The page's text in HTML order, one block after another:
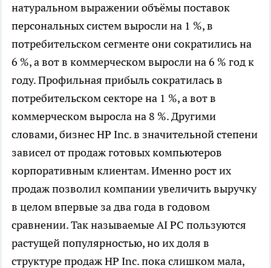
натуральном выражении объёмы поставок
персональных систем выросли на 1 %, в
потребительском сегменте они сократились на
6 %, а вот в коммерческом выросли на 6 % год к
году. Профильная прибыль сократилась в
потребительском секторе на 1 %, а вот в
коммерческом выросла на 8 %. Другими
словами, бизнес HP Inc. в значительной степени
зависел от продаж готовых компьютеров
корпоративным клиентам. Именно рост их
продаж позволил компании увеличить выручку
в целом впервые за два года в годовом
сравнении. Так называемые AI PC пользуются
растущей популярностью, но их доля в
структуре продаж HP Inc. пока слишком мала,